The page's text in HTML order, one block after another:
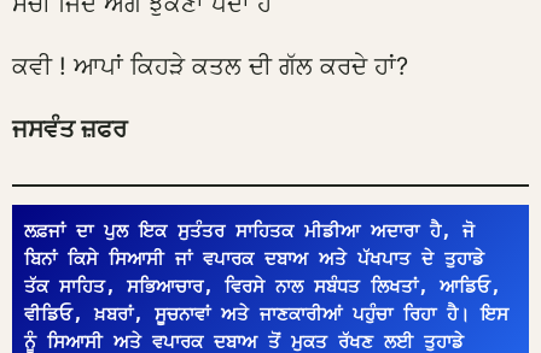
ਕਵੀ ! ਆਪਾਂ ਕਿਹੜੇ ਕਤਲ ਦੀ ਗੱਲ ਕਰਦੇ ਹਾਂ?
ਜਸਵੰਤ ਜ਼ਫਰ
ਲਫ਼ਜਾਂ ਦਾ ਪੁਲ ਇਕ ਸੁਤੰਤਰ ਸਾਹਿਤਕ ਮੀਡੀਆ ਅਦਾਰਾ ਹੈ, ਜੋ
ਬਿਨਾਂ ਕਿਸੇ ਸਿਆਸੀ ਜਾਂ ਵਪਾਰਕ ਦਬਾਅ ਅਤੇ ਪੱਖਪਾਤ ਦੇ ਤੁਹਾਡੇ
ਤੱਕ ਸਾਹਿਤ, ਸਭਿਆਚਾਰ, ਵਿਰਸੇ ਨਾਲ ਸਬੰਧਤ ਲਿਖਤਾਂ, ਆਡਿਓ,
ਵੀਡਿਓ, ਖ਼ਬਰਾਂ, ਸੂਚਨਾਵਾਂ ਅਤੇ ਜਾਣਕਾਰੀਆਂ ਪਹੁੰਚਾ ਰਿਹਾ ਹੈ। ਇਸ
ਨੂੰ ਸਿਆਸੀ ਅਤੇ ਵਪਾਰਕ ਦਬਾਅ ਤੋਂ ਮੁਕਤ ਰੱਖਣ ਲਈ ਤੁਹਾਡੇ